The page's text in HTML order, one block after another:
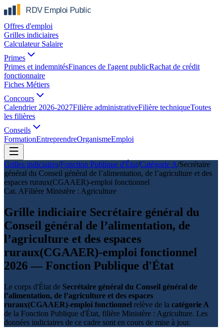
Offres d'emploi
Grilles indiciaires
Calculateur Salaire
Primes
Primes et indemnitésFinances de l'agent publicRachat de crédit
fonctionnaire
Fiches Métiers
Concours
Calendrier 2026-2027Filière administrativeFilière techniqueToutes
les filières
Conseils
FormationEntreprendreOrganismeEmploi
Grilles indiciaires/Fonction Publique d'État/Catégorie A/Secrétaire
général du Conseil général de l’alimentation, de l’agriculture et des
espaces ruraux(CGAAER)-emploi fonctionnel
Cat. AFilière Ministère : Agriculture
Grille indiciaire Secrétaire général du
Conseil général de l’alimentation, de
l’agriculture et des espaces
ruraux(CGAAER)-emploi fonctionnel
2026 — Fonction Publique d'État
Le corps d'État de Secrétaire général du Conseil général de
l’alimentation, de l’agriculture et des espaces
ruraux(CGAAER)-emploi fonctionnel relève de la catégorie A
de la Fonction Publique d'État, filière Ministère : Agriculture. Les
données indiciaires de ce cadre sont en cours de mise à jour.